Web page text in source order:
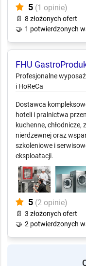
5(1 opinie)
🤝 1 potwierdzonych
FHU
pralnictwa dla hoteli i
Dostawca
hoteli i pralnictwa
nierdzewnej oraz
szkoleniowe i
eksploatacji.
5(2 opinie)
2 potwierdzonych